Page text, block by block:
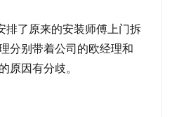
排了原来的安装师傅上门拆
分别带着公司的欧经理和
原因有分歧。